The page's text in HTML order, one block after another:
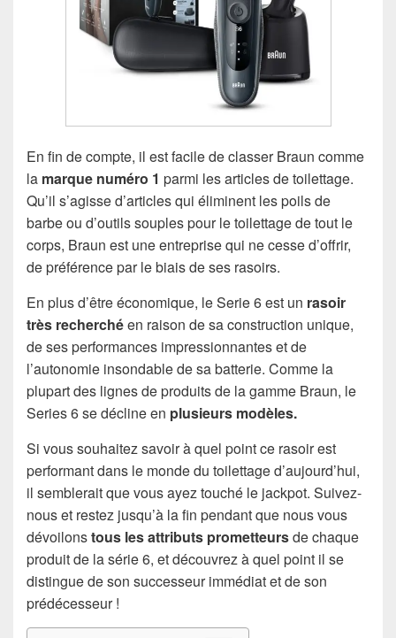
En fin de compte, il est facile de classer Braun comme
la marque numéro 1 parmi les articles de toilettage.
Qu’il s’agisse d’articles qui éliminent les poils de
barbe ou d’outils souples pour le toilettage de tout le
corps, Braun est une entreprise qui ne cesse d’offrir,
de préférence par le biais de ses rasoirs.
En plus d’être économique, le Serie 6 est un rasoir
très recherchéen raison de sa construction unique,
de ses performances impressionnantes et de
l’autonomie insondable de sa batterie. Comme la
plupart des lignes de produits de la gamme Braun, le
Series 6 se décline en plusieurs modèles.
Si vous souhaitez savoir à quel point ce rasoir est
performant dans le monde du toilettage d’aujourd’hui,
il semblerait que vous ayez touché le jackpot. Suivez-
nous et restez jusqu’à la fin pendant que nous vous
dévoilonstous les attributs prometteursde chaque
produit de la série 6, et découvrez à quel point il se
distingue de son successeur immédiat et de son
prédécesseur !